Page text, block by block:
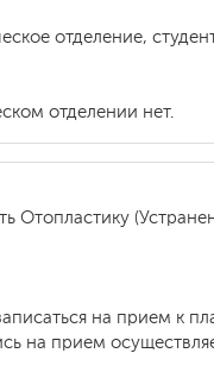
отделение,
отделении нет.
Отопластику
на прием к
на прием